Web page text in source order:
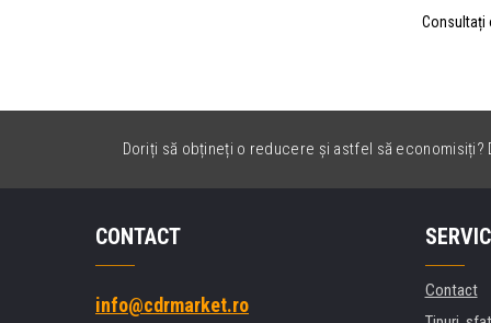
Consultați
Doriți să obțineți o reducere și astfel să
CONTACT
info@cdrmarket.ro
Contact